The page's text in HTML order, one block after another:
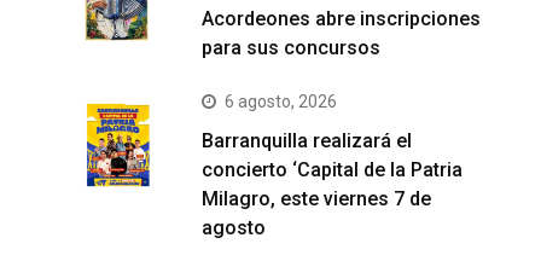
Acordeones abre inscripciones
para sus concursos
6 agosto, 2026
Barranquilla realizará el
concierto ‘Capital de la Patria
Milagro, este viernes 7 de
agosto